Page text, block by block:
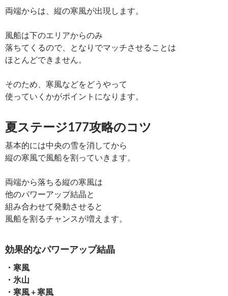
両端からは、縦の寒風が出現します。
風船は下のエリアからのみ
落ちてくるので、となりでマッチさせることは
ほとんどできません。
そのため、寒風などをどうやって
使っていくかがポイントになります。
夏ステージ177攻略のコツ
基本的には中央の雪を消してから
縦の寒風で風船を割っていきます。
両端から落ちる縦の寒風は
他のパワーアップ結晶と
組み合わせて発動させると
風船を割るチャンスが増えます。
効果的なパワーアップ結晶
・寒風
・氷山
・寒風 + 寒風